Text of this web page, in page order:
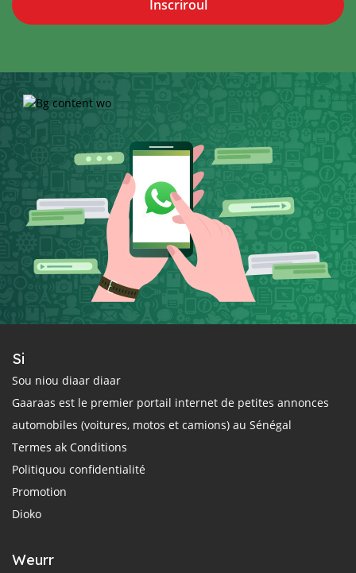
Inscriroul
Si
Sou niou diaar diaar
Gaaraas est le premier portail internet de petites annonces
automobiles (voitures, motos et camions) au Sénégal
Termes ak Conditions
Politiquou confidentialité
Promotion
Dioko
Weurr